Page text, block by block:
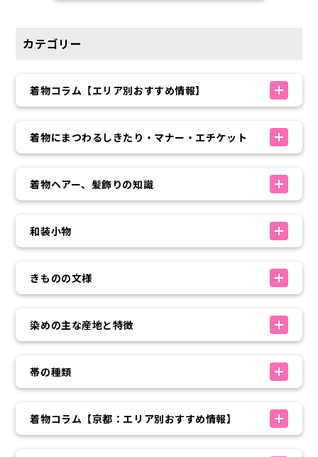
カテゴリー
着物コラム【エリア別おすすめ情報】
着物にまつわるしきたり・マナー・エチケット
着物ヘアー、髪飾りの知識
和装小物
きものの文様
染めの主な産地と特徴
帯の種類
着物コラム【京都：エリア別おすすめ情報】